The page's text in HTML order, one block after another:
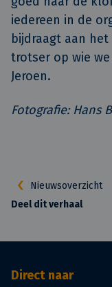
iedereen in de
bijdraagt aan
trotser op wie
Jeroen.
Fotografie: Hans
Nieuwsoverzicht
Deel dit verhaal
Direct naar